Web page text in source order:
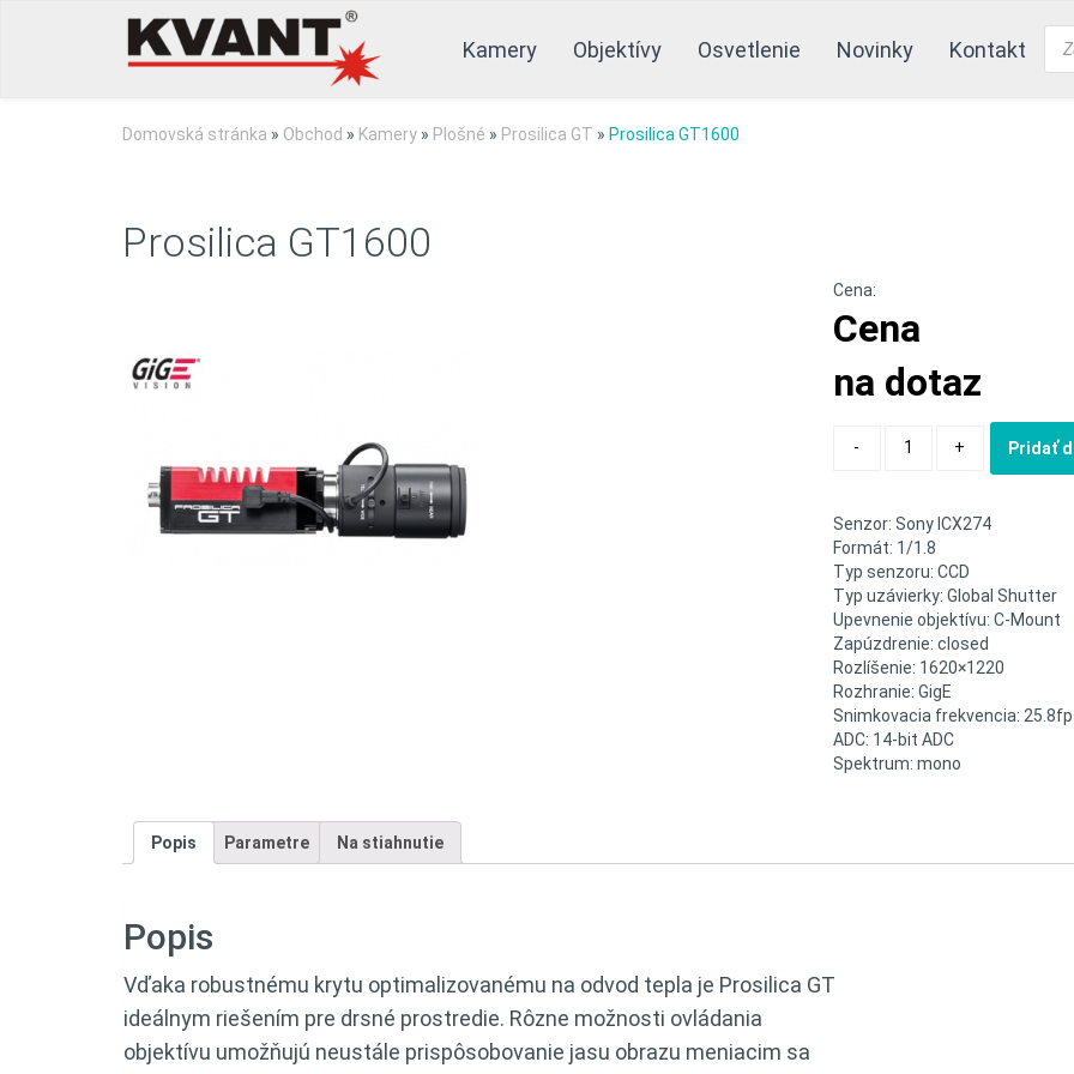
Kamery Objektívy Osvetlenie Novinky Kontakt
Domovská stránka » Obchod » Kamery » Plošné » Prosilica GT » Prosilica GT1600
Prosilica GT1600
Cena:
Cena
na dotaz
- + Pridať
Senzor: Sony ICX274
Formát: 1/1.8
Typ senzoru: CCD
Typ uzávierky: Global Shutter
Upevnenie objektívu: C-Mount
Zapúzdrenie: closed
Rozlíšenie: 1620×1220
Rozhranie: GigE
Snimkovacia frekvencia:
ADC: 14-bit ADC
Spektrum: mono
Popis Parametre Na stiahnutie
Popis
Vďaka robustnému krytu optimalizovanému na odvod tepla je Prosilica GT
ideálnym riešením pre drsné prostredie. Rôzne možnosti ovládania
objektívu umožňujú neustále prispôsobovanie jasu obrazu meniacim sa